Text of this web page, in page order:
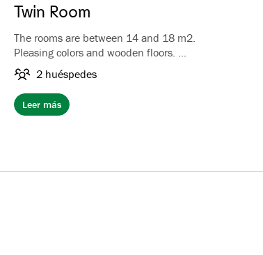
Twin Room
The rooms are between 14 and 18 m2.
Pleasing colors and wooden floors.
Private bathroom and shower, free WiFi in all rooms.
2 huéspedes
Leer más